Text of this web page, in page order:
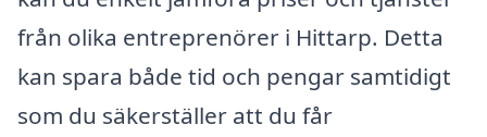
från olika entreprenörer i Hittarp. Detta
kan spara både tid och pengar samtidigt
som du säkerställer att du får